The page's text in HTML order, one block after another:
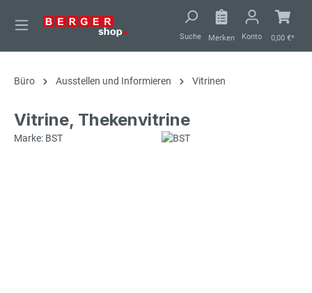
springen
Suche Merken Konto 0,00 €*
Büro Ausstellen und Informieren Vitrinen
Vitrine, Thekenvitrine
Marke: BST